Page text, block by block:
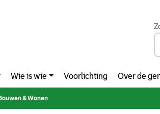
Wie is wie Voorlichting Over de
& Wonen